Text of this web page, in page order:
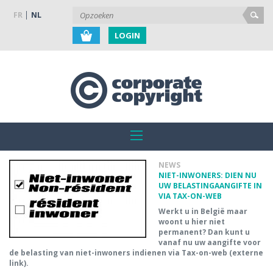
FR NL
LOGIN
NEWS
NIET-INWONERS: DIEN NU
UW BELASTINGAANGIFTE IN
VIA TAX-ON-WEB
Werkt u in België maar
woont u hier niet
permanent? Dan kunt u
vanaf nu uw aangifte voor
de belasting van niet-inwoners indienen via Tax-on-web (externe
link).